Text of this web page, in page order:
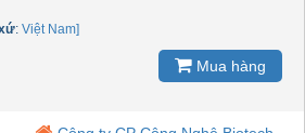
: Việt Nam]
Mua hàng